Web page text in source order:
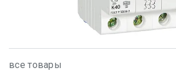
все товары